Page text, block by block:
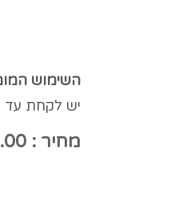
השימוש
יש לקחת עד
מחיר : 240.00 ש"ח